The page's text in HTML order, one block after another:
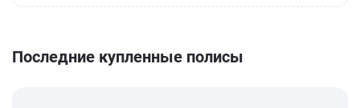
Последние купленные полисы